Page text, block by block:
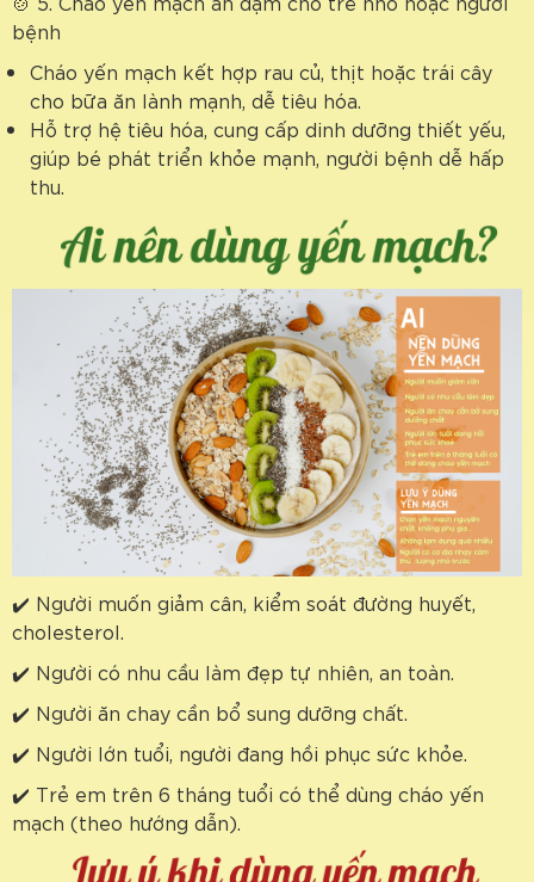
bệnh
Cháo yến mạch kết hợp rau củ, thịt hoặc trái cây
cho bữa ăn lành mạnh, dễ tiêu hóa.
Hỗ trợ hệ tiêu hóa, cung cấp dinh dưỡng thiết yếu,
giúp bé phát triển khỏe mạnh, người bệnh dễ hấp
thu.
✔️ Người muốn giảm cân, kiểm soát đường huyết,
cholesterol.
✔️ Người có nhu cầu làm đẹp tự nhiên, an toàn.
✔️ Người ăn chay cần bổ sung dưỡng chất.
✔️ Người lớn tuổi, người đang hồi phục sức khỏe.
✔️ Trẻ em trên 6 tháng tuổi có thể dùng cháo yến
mạch (theo hướng dẫn).